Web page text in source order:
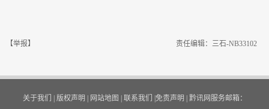
【举报】 责任编辑：三石-NB33102
关于我们 | 版权声明 | 网站地图 | 联系我们 |免责声明 | 黔讯网服务邮箱：